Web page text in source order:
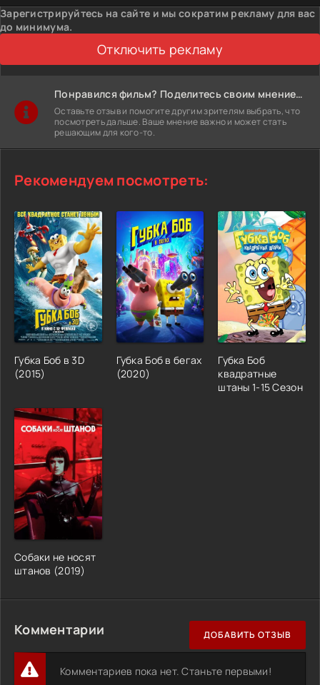
Зарегистрируйтесь на сайте и мы сократим рекламу для вас
до минимума.
Отключить рекламу
Понравился фильм? Поделитесь своим мнением!
Оставьте отзыв и помогите другим зрителям выбрать, что
посмотреть дальше. Ваше мнение важно и может стать
решающим для кого-то.
Рекомендуем посмотреть:
Губка Боб в 3D
(2015)
Губка Боб в бегах
(2020)
Губка Боб
квадратные
штаны 1-15 Сезон
Собаки не носят
штанов (2019)
Комментарии ДОБАВИТЬ ОТЗЫВ
Комментариев пока нет. Станьте первыми!